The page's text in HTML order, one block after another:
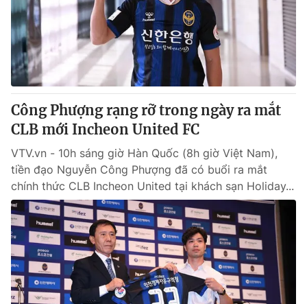
Công Phượng rạng rỡ trong ngày ra mắt
CLB mới Incheon United FC
VTV.vn - 10h sáng giờ Hàn Quốc (8h giờ Việt Nam),
tiền đạo Nguyễn Công Phượng đã có buổi ra mắt
chính thức CLB Incheon United tại khách sạn Holiday...